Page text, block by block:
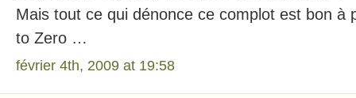
Mais tout ce qui dénonce ce complot est bon
to Zero …
février 4th, 2009 at 19:58